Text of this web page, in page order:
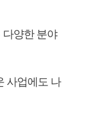
다양한 분야
사업에도 나